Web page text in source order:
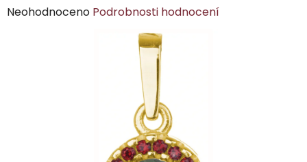
Průměrné
Neohodnoceno Podrobnosti hodnocení